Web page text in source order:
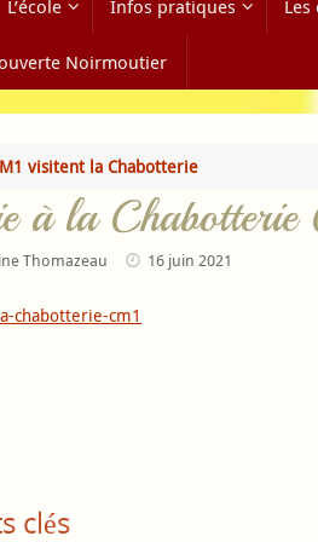
L’école Infos pratiques Les
Noirmoutier
visitent la Chabotterie
à la Chabotterie
Thomazeau 16 juin 2021
chabotterie-cm1
clés